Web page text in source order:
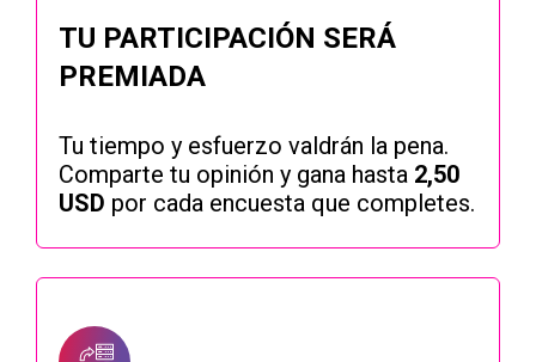
TU PARTICIPACIÓN SERÁ
PREMIADA
Tu tiempo y esfuerzo valdrán la pena.
Comparte tu opinión y gana hasta 2,50
USD por cada encuesta que completes.